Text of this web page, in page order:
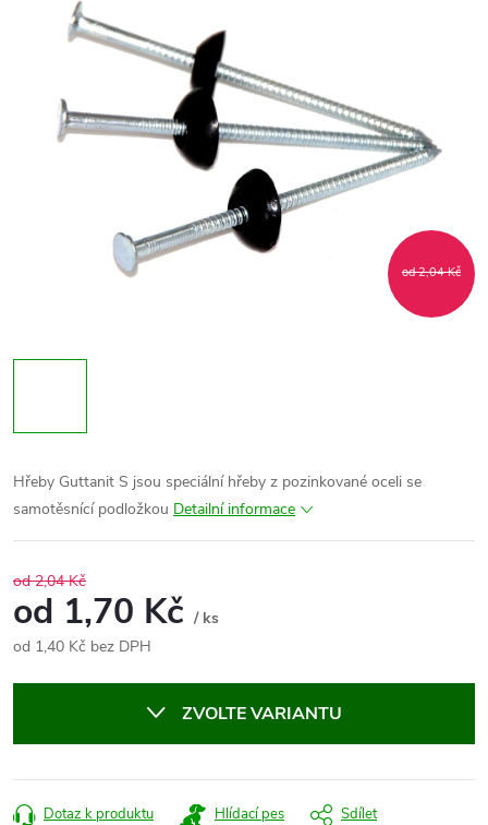
od 2,04 Kč
Hřeby Guttanit S jsou speciální hřeby z pozinkované oceli se
samotěsnící podložkou Detailní informace
od 2,04 Kč
od 1,70 Kč / ks
od 1,40 Kč bez DPH
ZVOLTE VARIANTU
Dotaz k produktu Hlídací pes Sdílet